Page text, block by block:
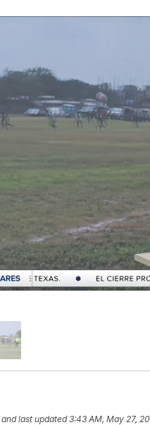
and last updated 3:43 AM, May 27,